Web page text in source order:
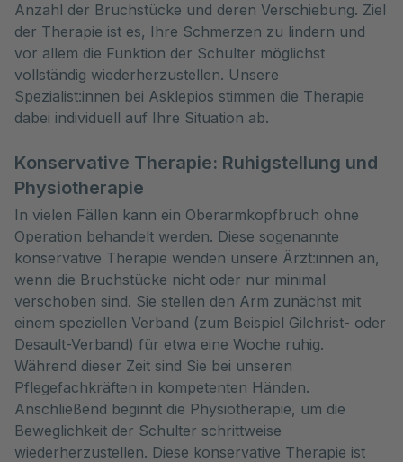
Anzahl der Bruchstücke und deren Verschiebung. Ziel
der Therapie ist es, Ihre Schmerzen zu lindern und
vor allem die Funktion der Schulter möglichst
vollständig wiederherzustellen. Unsere
Spezialist:innen bei Asklepios stimmen die Therapie
dabei individuell auf Ihre Situation ab.
Konservative Therapie: Ruhigstellung und
Physiotherapie
In vielen Fällen kann ein Oberarmkopfbruch ohne
Operation behandelt werden. Diese sogenannte
konservative Therapie wenden unsere Ärzt:innen an,
wenn die Bruchstücke nicht oder nur minimal
verschoben sind. Sie stellen den Arm zunächst mit
einem speziellen Verband (zum Beispiel Gilchrist- oder
Desault-Verband) für etwa eine Woche ruhig.
Während dieser Zeit sind Sie bei unseren
Pflegefachkräften in kompetenten Händen.
Anschließend beginnt die Physiotherapie, um die
Beweglichkeit der Schulter schrittweise
wiederherzustellen. Diese konservative Therapie ist